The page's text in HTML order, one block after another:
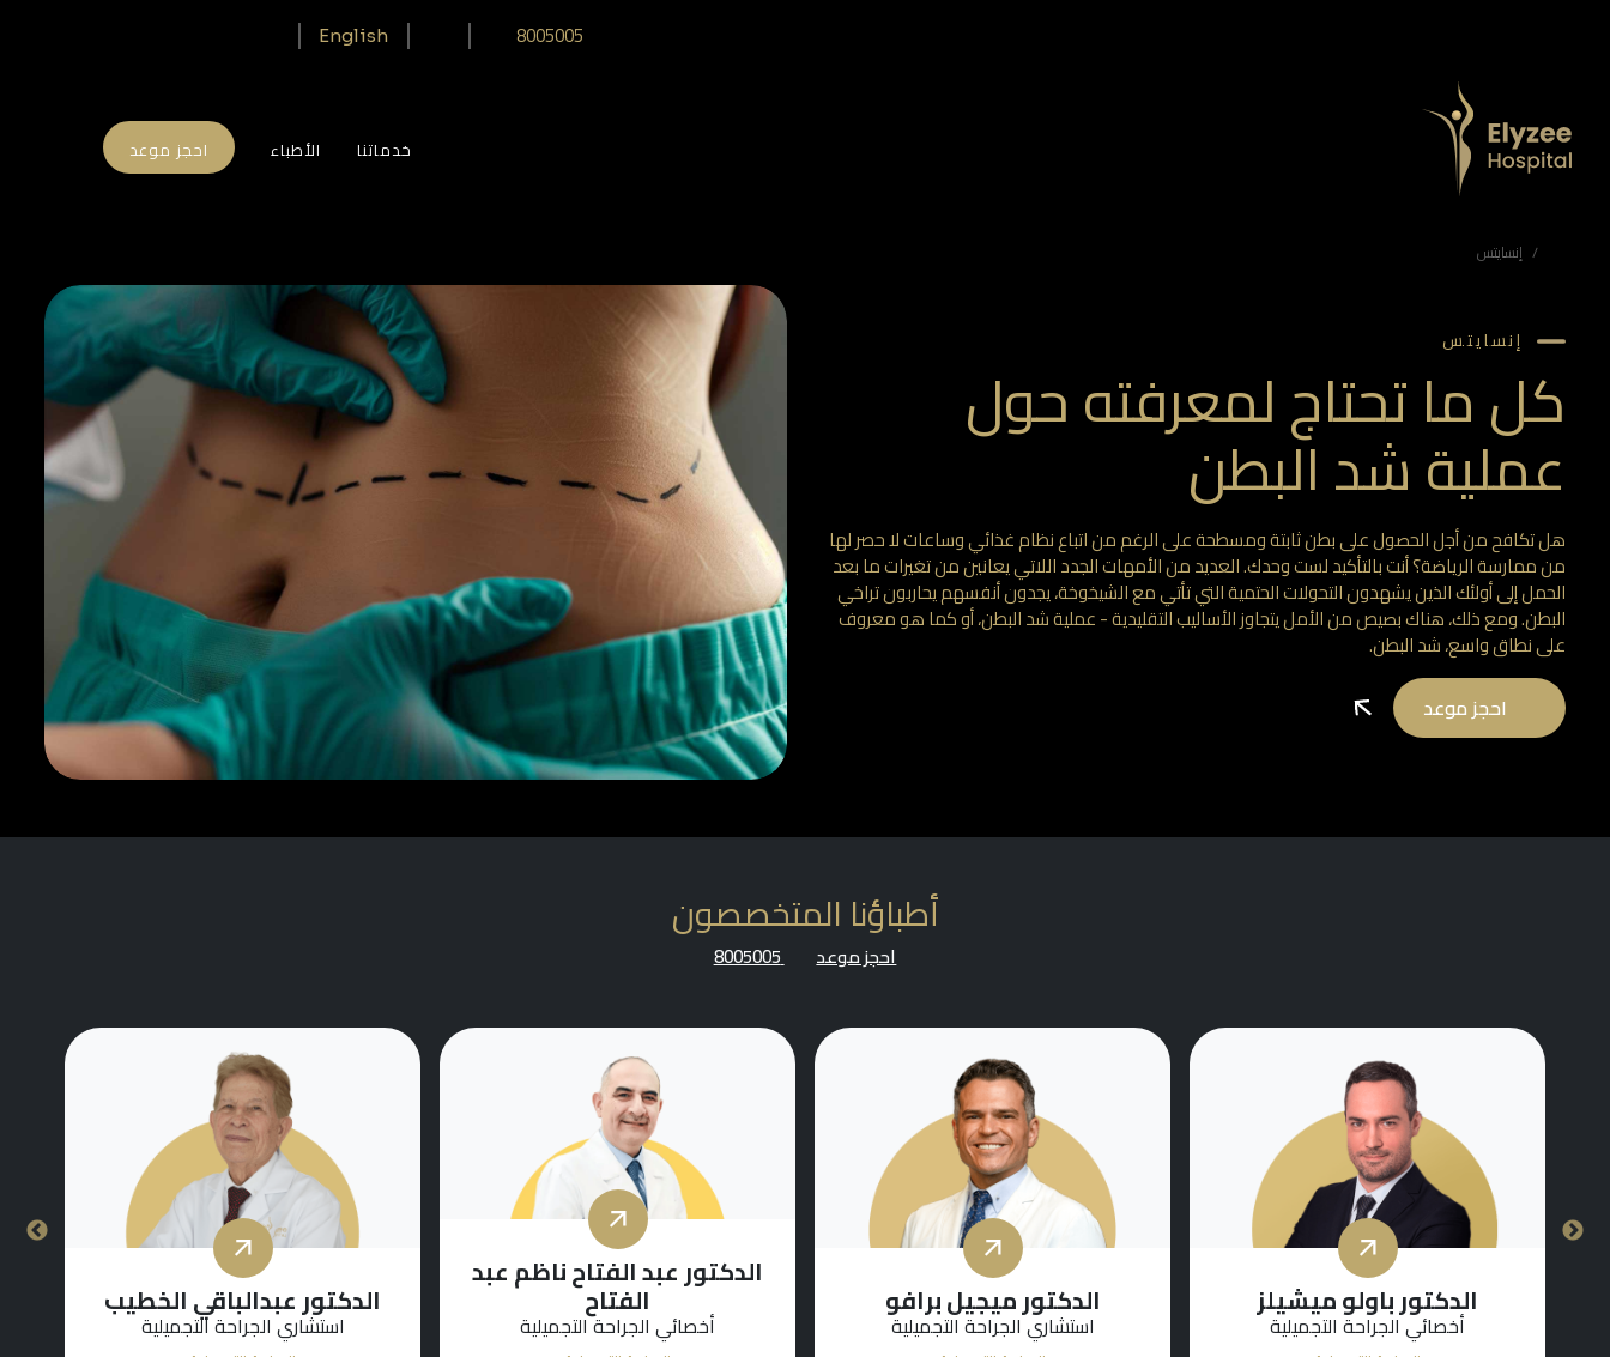
8005005‎
English
خدماتنا الأطباء احجز موعد
إنسايتس
إنسايتس
كل ما تحتاج لمعرفته حول
عملية شد البطن
هل تكافح من أجل الحصول على بطن ثابتة ومسطحة على الرغم من اتباع نظام غذائي وساعات لا حصر لها
من ممارسة الرياضة؟ أنت بالتأكيد لست وحدك. العديد من الأمهات الجدد اللاتي يعانين من تغيرات ما بعد
الحمل إلى أولئك الذين يشهدون التحولات الحتمية التي تأتي مع الشيخوخة، يجدون أنفسهم يحاربون تراخي
البطن. ومع ذلك، هناك بصيص من الأمل يتجاوز الأساليب التقليدية - عملية شد البطن، أو كما هو معروف
على نطاق واسع، شد البطن.
احجز موعد
أطباؤنا المتخصصون
احجز موعد 8005005
الدكتور باولو ميشيلز
أخصائي الجراحة التجميلية
الدكتور ميجيل برافو
استشاري الجراحة التجميلية
الدكتور عبد الفتاح ناظم عبد
الفتاح
أخصائي الجراحة التجميلية
الدكتور عبدالباقي الخطيب
استشاري الجراحة التجميلية